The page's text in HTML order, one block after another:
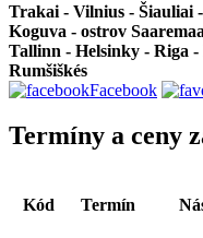
Trakai - Vilnius - Šiauliai
Koguva - ostrov
Tallinn - Helsinky - Riga -
Rumšiškés
Facebook
Termíny a ceny
Kód Termín